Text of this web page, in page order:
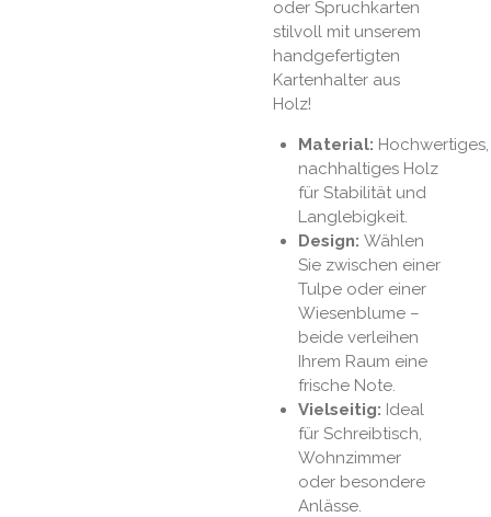
oder Spruchkarten
stilvoll mit unserem
handgefertigten
Kartenhalter aus
Holz!
Material: Hochwertiges,
nachhaltiges Holz
für Stabilität und
Langlebigkeit.
Design: Wählen
Sie zwischen einer
Tulpe oder einer
Wiesenblume –
beide verleihen
Ihrem Raum eine
frische Note.
Vielseitig: Ideal
für Schreibtisch,
Wohnzimmer
oder besondere
Anlässe.